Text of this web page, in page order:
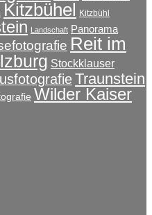
Kitzbühel Kitzbühl
Landschaft Panorama
Reit im
Stockklauser
Traunstein
Wilder Kaiser